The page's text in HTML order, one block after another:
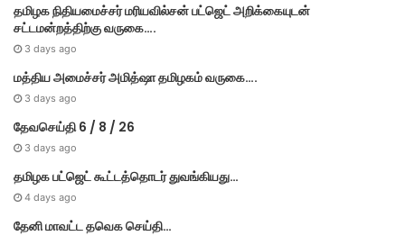
தமி​ழ​க நிதியமைச்சர் மரியவில்சன் பட்ஜெட் அறிக்கையுடன்
சட்டமன்றத்திற்கு வருகை….
3 days ago
மத்திய அமைச்சர் அமித்ஷா தமிழகம் வருகை….
3 days ago
தேவசெய்தி 6 / 8 / 26
3 days ago
தமிழக பட்ஜெட் கூட்டத்தொடர் துவங்கியது…
4 days ago
தேனி மாவட்ட தவெக செய்தி…